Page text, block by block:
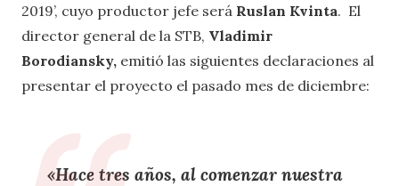
2019’, cuyo productor jefe será Ruslan Kvinta. El
director general de la STB, Vladimir
Borodiansky, emitió las siguientes declaraciones al
presentar el proyecto el pasado mes de diciembre:
«Hace tres años, al comenzar nuestra